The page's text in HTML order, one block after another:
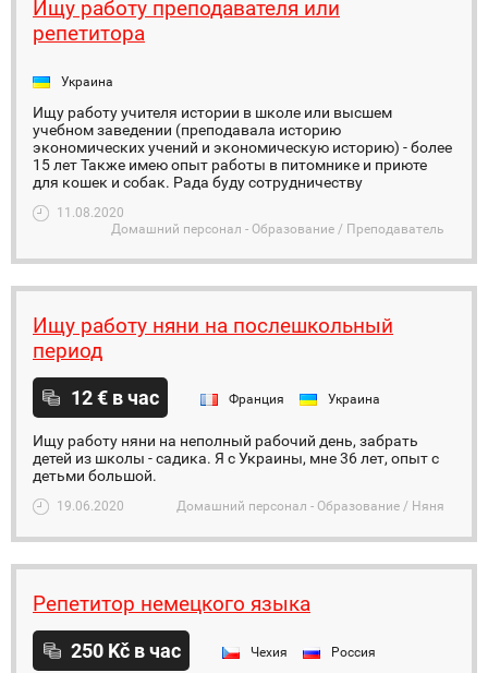
Ищу работу преподавателя или
репетитора
Украина
Ищу работу учителя истории в школе или высшем
учебном заведении (преподавала историю
экономических учений и экономическую историю) - более
15 лет Также имею опыт работы в питомнике и приюте
для кошек и собак. Рада буду сотрудничеству
11.08.2020
Домашний персонал - Образование / Преподаватель
Ищу работу няни на послешкольный
период
12 € в час Франция Украина
Ищу работу няни на неполный рабочий день, забрать
детей из школы - садика. Я с Украины, мне 36 лет, опыт с
детьми большой.
19.06.2020 Домашний персонал - Образование / Няня
Репетитор немецкого языка
250 Kč в час Чехия
Россия